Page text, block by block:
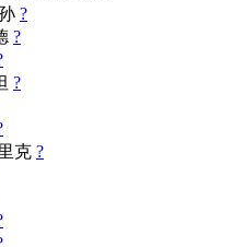
?
?
?
克 ?